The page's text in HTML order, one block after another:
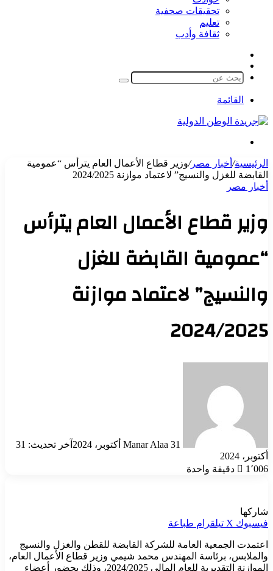
تحقيقات صحفية
تعليم
ثقافة وأدب
المظلم
بحث
القائمة
الرئيسية/ أخبار مصر/وزير قطاع الأعمال العام يترأس “عمومية
القابضة للغزل والنسيج” لاعتماد موازنة 2024/2025
أخبار مصر
وزير قطاع الأعمال العام يترأس
“عمومية القابضة للغزل
والنسيج” لاعتماد موازنة
2024/2025
Manar Alaa 31 أكتوبر، 2024
آخر تحديث: 31
أكتوبر، 2024
1٬006
دقيقة واحدة
شاركها
فيسبوك ‫X تيلقرام طباعة
اعتمدت الجمعية العامة للشركة القابضة للقطن والغزل والنسيج
والملابس، برئاسة المهندس محمد شيمي وزير قطاع الأعمال العام،
الموازنة التقديرية للعام المالي 2024/2025، وذلك بحضور أعضاء